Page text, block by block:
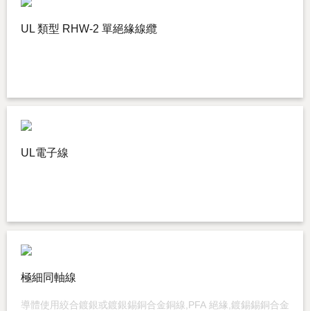
UL 類型 RHW-2 單絕緣線纜
UL電子線
極細同軸線
導體使用絞合鍍銀或鍍銀錫銅合金銅線,PFA 絕緣,鍍錫錫銅合金